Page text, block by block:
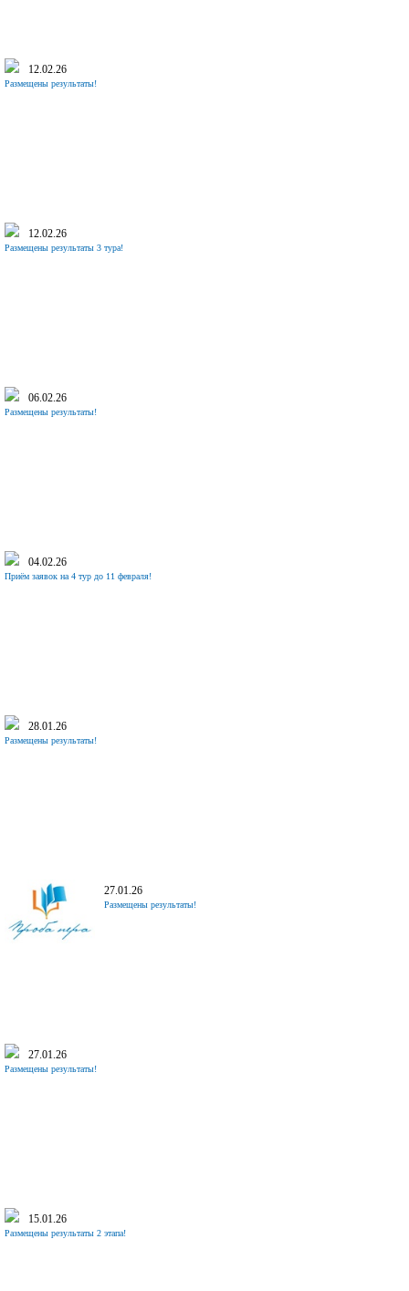
12.02.26
Размещены результаты!
12.02.26
Размещены результаты 3 тура!
06.02.26
Размещены результаты!
04.02.26
Приём заявок на 4 тур до 11 февраля!
28.01.26
Размещены результаты!
27.01.26
Размещены результаты!
27.01.26
Размещены результаты!
15.01.26
Размещены результаты 2 этапа!